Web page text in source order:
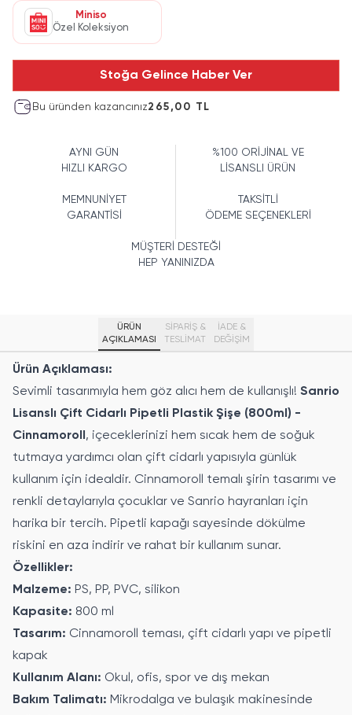
Miniso
Özel Koleksiyon
Stoğa Gelince Haber Ver
Bu üründen kazancınız265,00 TL
AYNI GÜN
HIZLI KARGO
%100 ORİJİNAL VE
LİSANSLI ÜRÜN
MEMNUNİYET
GARANTİSİ
TAKSİTLİ
ÖDEME SEÇENEKLERİ
MÜŞTERİ DESTEĞİ
HEP YANINIZDA
ÜRÜN
AÇIKLAMASI
SİPARİŞ &
TESLİMAT
İADE &
DEĞİŞİM
Ürün Açıklaması:
Sevimli tasarımıyla hem göz alıcı hem de kullanışlı! Sanrio
Lisanslı Çift Cidarlı Pipetli Plastik Şişe (800ml) -
Cinnamoroll , içeceklerinizi hem sıcak hem de soğuk
tutmaya yardımcı olan çift cidarlı yapısıyla günlük
kullanım için idealdir. Cinnamoroll temalı şirin tasarımı ve
renkli detaylarıyla çocuklar ve Sanrio hayranları için
harika bir tercih. Pipetli kapağı sayesinde dökülme
riskini en aza indirir ve rahat bir kullanım sunar.
Özellikler:
Malzeme: PS, PP, PVC, silikon
Kapasite: 800 ml
Tasarım: Cinnamoroll teması, çift cidarlı yapı ve pipetli
kapak
Kullanım Alanı: Okul, ofis, spor ve dış mekan
Bakım Talimatı: Mikrodalga ve bulaşık makinesinde